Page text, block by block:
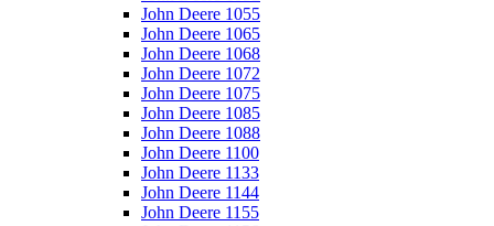
John Deere 1055
John Deere 1065
John Deere 1068
John Deere 1072
John Deere 1075
John Deere 1085
John Deere 1088
John Deere 1100
John Deere 1133
John Deere 1144
John Deere 1155